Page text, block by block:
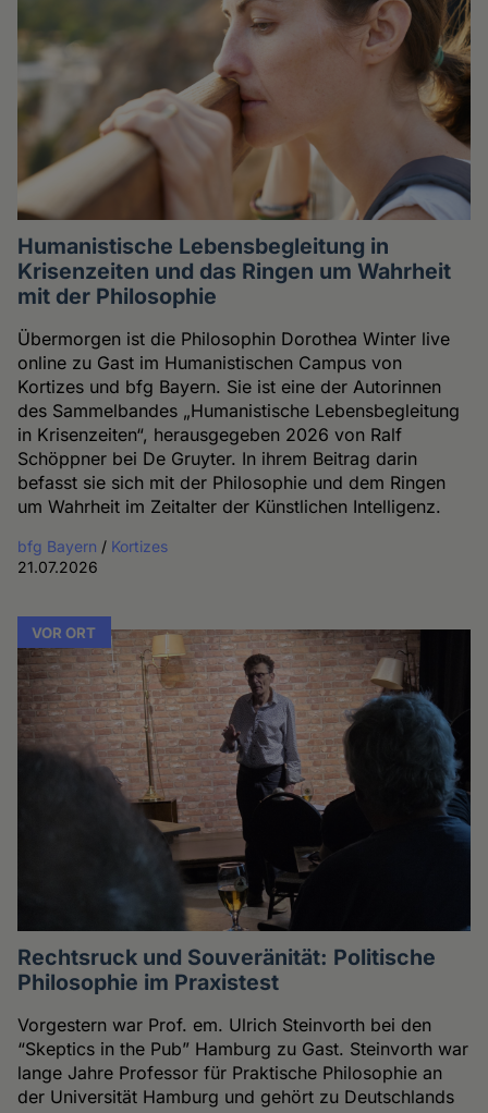
Humanistische Lebensbegleitung in
Krisenzeiten und das Ringen um Wahrheit
mit der Philosophie
Übermorgen ist die Philosophin Dorothea Winter live
online zu Gast im Humanistischen Campus von
Kortizes und bfg Bayern. Sie ist eine der Autorinnen
des Sammelbandes „Humanistische Lebensbegleitung
in Krisenzeiten“, herausgegeben 2026 von Ralf
Schöppner bei De Gruyter. In ihrem Beitrag darin
befasst sie sich mit der Philosophie und dem Ringen
um Wahrheit im Zeitalter der Künstlichen Intelligenz.
bfg Bayern / Kortizes
21.07.2026
VOR ORT
Rechtsruck und Souveränität: Politische
Philosophie im Praxistest
Vorgestern war Prof. em. Ulrich Steinvorth bei den
“Skeptics in the Pub” Hamburg zu Gast. Steinvorth war
lange Jahre Professor für Praktische Philosophie an
der Universität Hamburg und gehört zu Deutschlands